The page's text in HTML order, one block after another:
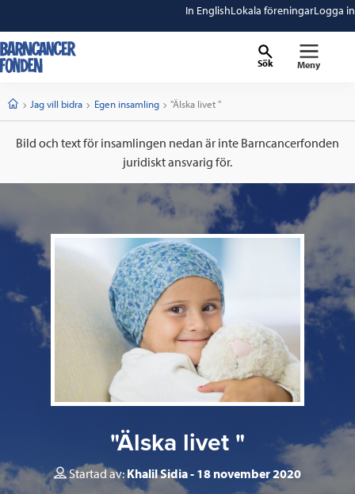
In EnglishLokala föreningarLogga in
Sök Meny
StartJag vill bidra Egen insamling Current:
"Älska livet "
Bild och text för insamlingen nedan är inte Barncancerfonden
juridiskt ansvarig för.
"Älska livet "
Startad av:Khalil Sidia 18 november 2020